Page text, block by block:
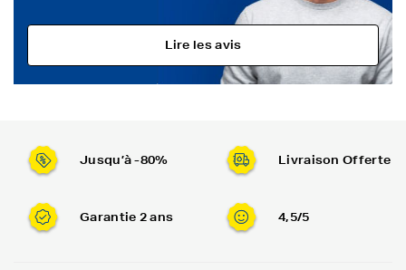
Lire les avis
Jusqu’à -80% Livraison Offerte
Garantie 2 ans 4,5/5